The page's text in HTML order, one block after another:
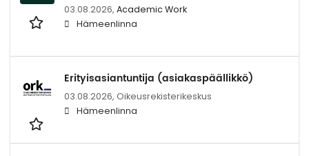
03.08.2026, Academic Work
Hämeenlinna
Erityisasiantuntija (asiakaspäällikkö)
03.08.2026, Oikeusrekisterikeskus
Hämeenlinna